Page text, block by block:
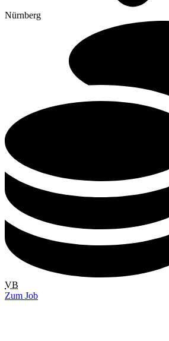
Nürnberg
VB
Zum Job